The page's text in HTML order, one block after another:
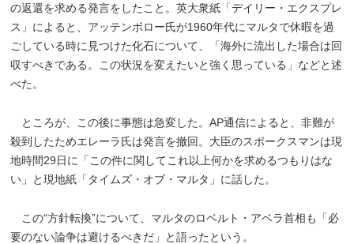
の返還を求める発言をしたこと。英大衆紙「デイリー・エクスプレ
ス」によると、アッテンボロー氏が1960年代にマルタで休暇を過
ごしている時に見つけた化石について、「海外に流出した場合は回
収すべきである。この状況を変えたいと強く思っている」などと述
べた。
ところが、この後に事態は急変した。AP通信によると、非難が
殺到したためエレーラ氏は発言を撤回。大臣のスポークスマンは現
地時間29日に「この件に関してこれ以上何かを求めるつもりはな
い」と現地紙「タイムズ・オブ・マルタ」に話した。
この“方針転換”について、マルタのロベルト・アベラ首相も「必
要のない論争は避けるべきだ」と語ったという。